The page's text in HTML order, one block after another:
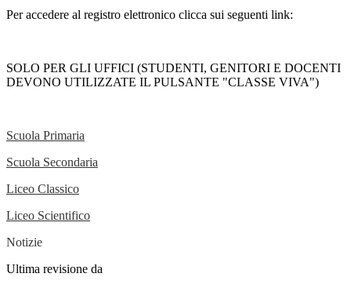
Per accedere al registro elettronico clicca sui seguenti link:
SOLO PER GLI UFFICI (STUDENTI, GENITORI E DOCENTI
DEVONO UTILIZZATE IL PULSANTE "CLASSE VIVA")
Scuola Primaria
Scuola Secondaria
Liceo Classico
Liceo Scientifico
Notizie
Ultima revisione da